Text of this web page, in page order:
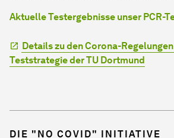
Aktuelle Testergebnisse unser PCR-
Details zu den Corona-
Teststrategie der TU Dortmund
DIE "NO COVID" INITIATIVE